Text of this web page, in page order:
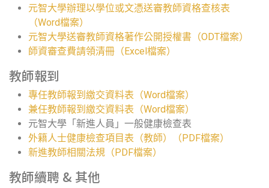
元智大學辦理以學位或文憑送審教師資格查核表
（Word檔案）
元智大學送審教師資格著作公開授權書（ODT檔案）
師資審查費請領清冊（Excel檔案）
教師報到
專任教師報到繳交資料表（Word檔案）
兼任教師報到繳交資料表（Word檔案）
元智大學「新進人員」一般健康檢查表
外籍人士健康檢查項目表（教師）（PDF檔案）
新進教師相關法規（PDF檔案）
教師續聘 & 其他